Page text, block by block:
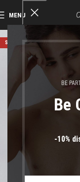
BE
Be
-10%
MENU
SOLD OUT